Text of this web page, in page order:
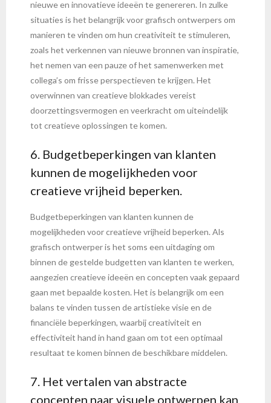
nieuwe en innovatieve ideeën te genereren. In zulke
situaties is het belangrijk voor grafisch ontwerpers om
manieren te vinden om hun creativiteit te stimuleren,
zoals het verkennen van nieuwe bronnen van inspiratie,
het nemen van een pauze of het samenwerken met
collega’s om frisse perspectieven te krijgen. Het
overwinnen van creatieve blokkades vereist
doorzettingsvermogen en veerkracht om uiteindelijk
tot creatieve oplossingen te komen.
6. Budgetbeperkingen van klanten
kunnen de mogelijkheden voor
creatieve vrijheid beperken.
Budgetbeperkingen van klanten kunnen de
mogelijkheden voor creatieve vrijheid beperken. Als
grafisch ontwerper is het soms een uitdaging om
binnen de gestelde budgetten van klanten te werken,
aangezien creatieve ideeën en concepten vaak gepaard
gaan met bepaalde kosten. Het is belangrijk om een
balans te vinden tussen de artistieke visie en de
financiële beperkingen, waarbij creativiteit en
effectiviteit hand in hand gaan om tot een optimaal
resultaat te komen binnen de beschikbare middelen.
7. Het vertalen van abstracte
concepten naar visuele ontwerpen kan